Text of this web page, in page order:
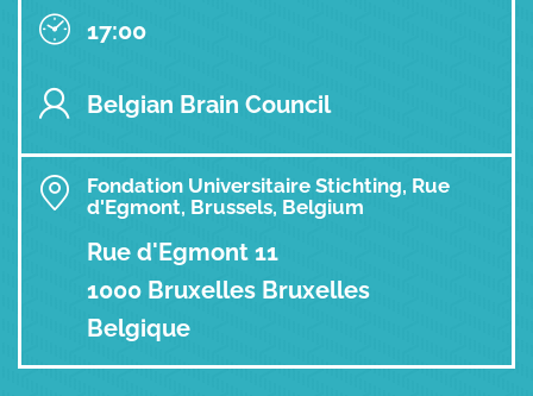
17:00
Belgian Brain Council
Fondation Universitaire Stichting, Rue
d'Egmont, Brussels, Belgium
Rue d'Egmont 11
1000 Bruxelles Bruxelles
Belgique